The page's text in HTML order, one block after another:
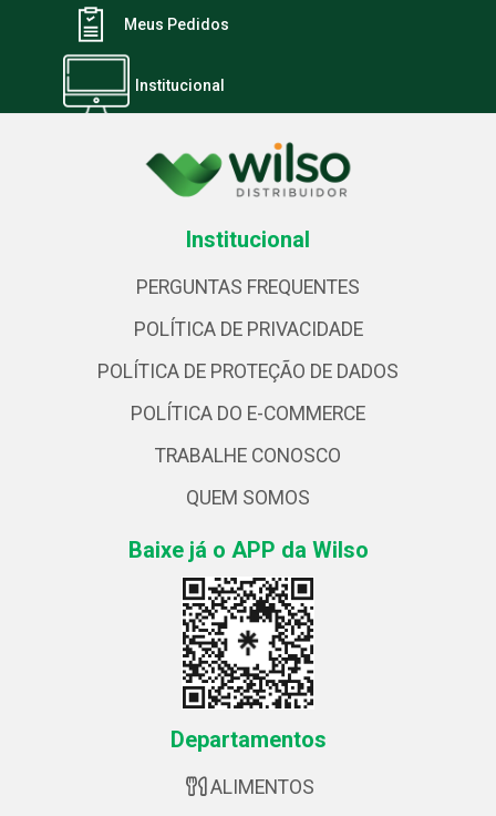
Meus Pedidos
Institucional
Institucional
PERGUNTAS FREQUENTES
POLÍTICA DE PRIVACIDADE
POLÍTICA DE PROTEÇÃO DE DADOS
POLÍTICA DO E-COMMERCE
TRABALHE CONOSCO
QUEM SOMOS
Baixe já o APP da Wilso
Departamentos
ALIMENTOS